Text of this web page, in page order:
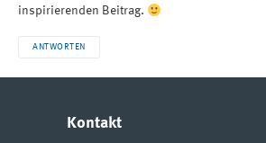
inspirierenden Beitrag.
ANTWORTEN
Kontakt